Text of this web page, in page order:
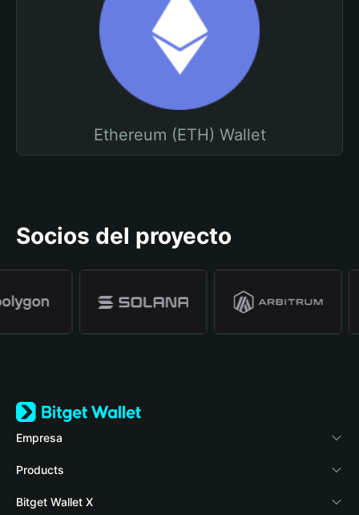
Ethereum (ETH) Wallet
Socios del proyecto
Empresa
Acerca de Bitget Wallet
Blog
Products
Crypto Card
Bitget Wallet X